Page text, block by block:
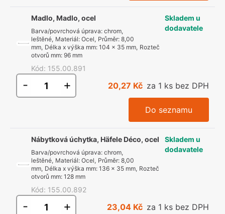
Madlo, Madlo, ocel
Barva/povrchová úprava: chrom,
leštěné, Materiál: Ocel, Průměr: 8,00
mm, Délka x výška mm: 104 x 35 mm, Rozteč
otvorů mm: 96 mm
Kód: 155.00.891
Skladem u
dodavatele
- + 20,27 Kč za 1 ks bez DPH
Do seznamu
Nábytková úchytka, Häfele Déco, ocel
Barva/povrchová úprava: chrom,
leštěné, Materiál: Ocel, Průměr: 8,00
mm, Délka x výška mm: 136 x 35 mm, Rozteč
otvorů mm: 128 mm
Kód: 155.00.892
Skladem u
dodavatele
- + 23,04 Kč za 1 ks bez DPH